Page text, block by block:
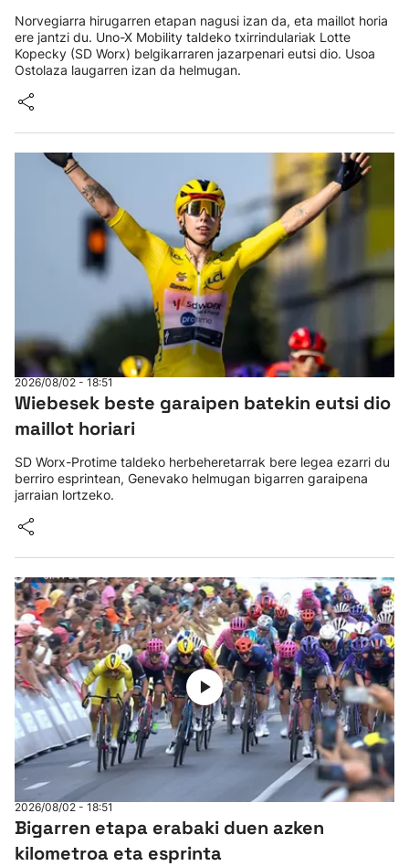
Norvegiarra hirugarren etapan nagusi izan da, eta maillot horia
ere jantzi du. Uno-X Mobility taldeko txirrindulariak Lotte
Kopecky (SD Worx) belgikarraren jazarpenari eutsi dio. Usoa
Ostolaza laugarren izan da helmugan.
2026/08/02 - 18:51
Wiebesek beste garaipen batekin eutsi dio
maillot horiari
SD Worx-Protime taldeko herbeheretarrak bere legea ezarri du
berriro esprintean, Genevako helmugan bigarren garaipena
jarraian lortzeko.
2026/08/02 - 18:51
Bigarren etapa erabaki duen azken
kilometroa eta esprinta